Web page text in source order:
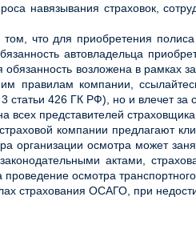
навязывания страховок,
что для приобретения
автовладельца
обязанность возложена в
правилам компании,
3 статьи 426 ГК РФ), но и
представителей
компании
организации осмотра может
актами,
осмотра
страхования ОСАГО, при